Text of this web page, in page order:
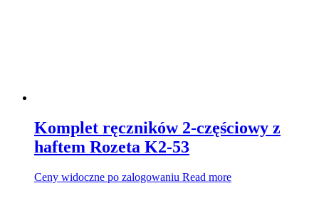
Komplet ręczników 2-częściowy z
haftem Rozeta K2-53
Ceny widoczne po zalogowaniu Read more